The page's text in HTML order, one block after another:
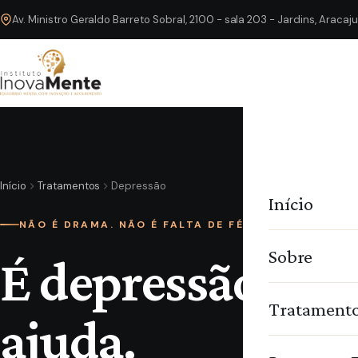
Av. Ministro Geraldo Barreto Sobral, 2100 - sala 203 - Jardins,
Início
Sobre
Início Tratamentos Depressão
NÃO É DRAMA. NÃO É FALTA DE FÉ
É depressão. E
ajuda.